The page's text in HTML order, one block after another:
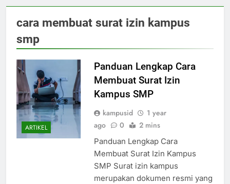
cara membuat surat izin kampus
smp
ARTIKEL
Panduan Lengkap Cara
Membuat Surat Izin
Kampus SMP
kampusid
1 year
ago
0 2 mins
Panduan Lengkap Cara
Membuat Surat Izin Kampus
SMP Surat izin kampus
merupakan dokumen resmi yang